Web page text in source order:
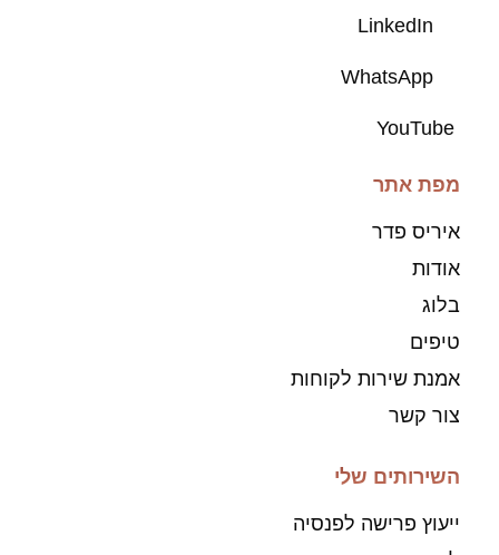
YouTube
מפת אתר
איריס פדר
אודות
בלוג
טיפים
אמנת שירות לקוחות
צור קשר
השירותים שלי
ייעוץ פרישה לפנסיה